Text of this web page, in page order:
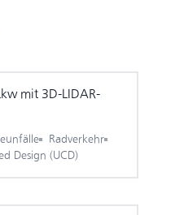
mit 3D-LIDAR-
Radverkehr
Design (UCD)